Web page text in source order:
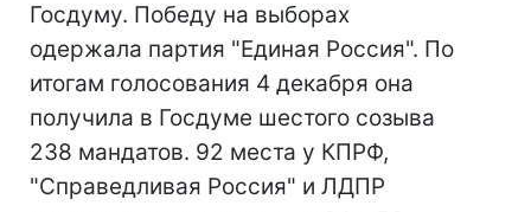
Госдуму. Победу на выборах
одержала партия "Единая Россия". По
итогам голосования 4 декабря она
получила в Госдуме шестого созыва
238 мандатов. 92 места у КПРФ,
"Справедливая Россия" и ЛДПР